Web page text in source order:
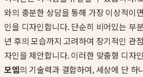
와의 충분한 상담을 통해 가장 이상적이
인을 디자인합니다. 단순히 비어있는 부
년 후의 모습까지 고려하여 장기적인 관
자인을 제안합니다. 이러한 맞춤형 디자
모엠의 기술력과 결합하여, 세상에 단 하